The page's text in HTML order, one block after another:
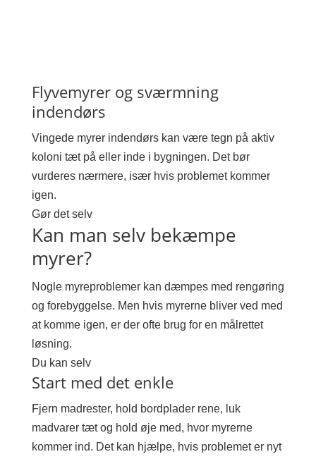
Flyvemyrer og sværmning
indendørs
Vingede myrer indendørs kan være tegn på aktiv
koloni tæt på eller inde i bygningen. Det bør
vurderes nærmere, især hvis problemet kommer
igen.
Gør det selv
Kan man selv bekæmpe
myrer?
Nogle myreproblemer kan dæmpes med rengøring
og forebyggelse. Men hvis myrerne bliver ved med
at komme igen, er der ofte brug for en målrettet
løsning.
Du kan selv
Start med det enkle
Fjern madrester, hold bordplader rene, luk
madvarer tæt og hold øje med, hvor myrerne
kommer ind. Det kan hjælpe, hvis problemet er nyt